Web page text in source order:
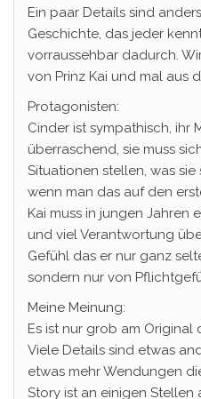
Ein paar Details sind
Geschichte, das jeder
vorraussehbar dadurch.
von Prinz Kai und mal aus
Protagonisten:
Cinder ist sympathisch, ihr
überraschend, sie muss
Situationen stellen, was
wenn man das auf den
Kai muss in jungen Jahren
und viel Verantwortung
Gefühl das er nur ganz
sondern nur von
Meine Meinung:
Es ist nur grob am Original
Viele Details sind etwas
etwas mehr Wendungen
Story ist an einigen Stellen